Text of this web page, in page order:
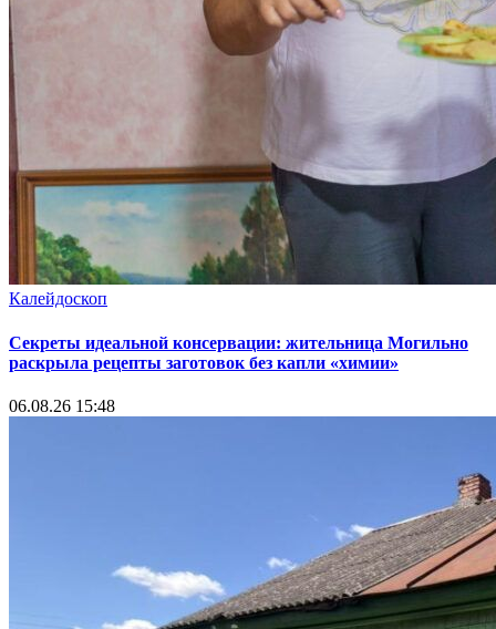
Калейдоскоп
Секреты идеальной консервации: жительница Могильно
раскрыла рецепты заготовок без капли «химии»
06.08.26 15:48